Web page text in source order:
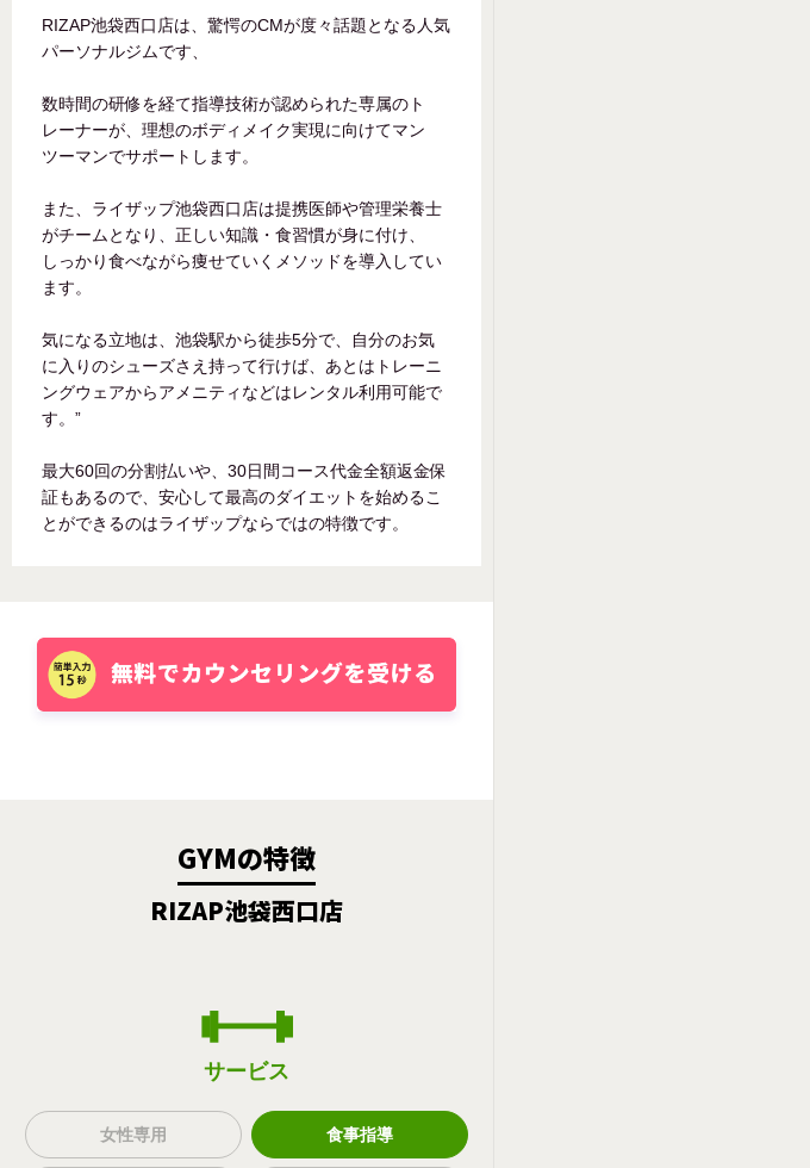
RIZAP池袋西口店は、驚愕のCMが度々話題となる人気
パーソナルジムです、
数時間の研修を経て指導技術が認められた専属のト
レーナーが、理想のボディメイク実現に向けてマン
ツーマンでサポートします。
また、ライザップ池袋西口店は提携医師や管理栄養士
がチームとなり、正しい知識・食習慣が身に付け、
しっかり食べながら痩せていくメソッドを導入してい
ます。
気になる立地は、池袋駅から徒歩5分で、自分のお気
に入りのシューズさえ持って行けば、あとはトレーニ
ングウェアからアメニティなどはレンタル利用可能で
す。”
最大60回の分割払いや、30日間コース代金全額返金保
証もあるので、安心して最高のダイエットを始めるこ
とができるのはライザップならではの特徴です。
GYMの特徴
RIZAP池袋西口店
サービス
女性専用 食事指導